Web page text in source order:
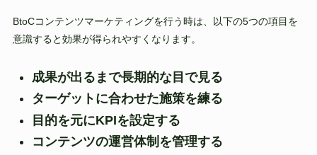
BtoCコンテンツマーケティングを行う時は、以下の5つの項目を
意識すると効果が得られやすくなります。
成果が出るまで長期的な目で見る
ターゲットに合わせた施策を練る
目的を元にKPIを設定する
コンテンツの運営体制を管理する